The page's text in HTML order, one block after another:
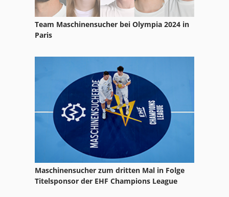
Team Maschinensucher bei Olympia 2024 in
Paris
Maschinensucher zum dritten Mal in Folge
Titelsponsor der EHF Champions League